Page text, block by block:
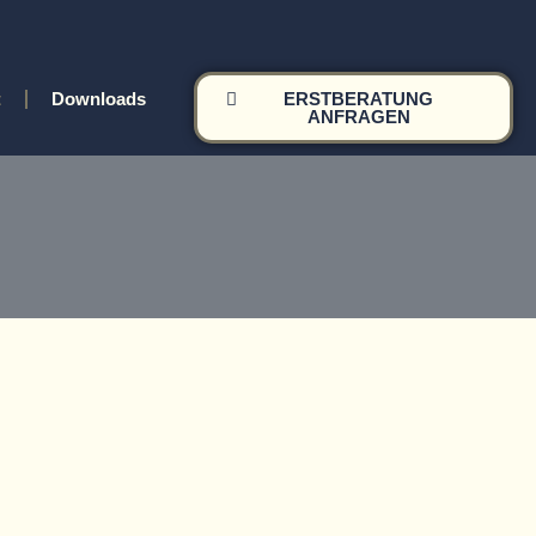
Downloads
ERSTBERATUNG
ANFRAGEN